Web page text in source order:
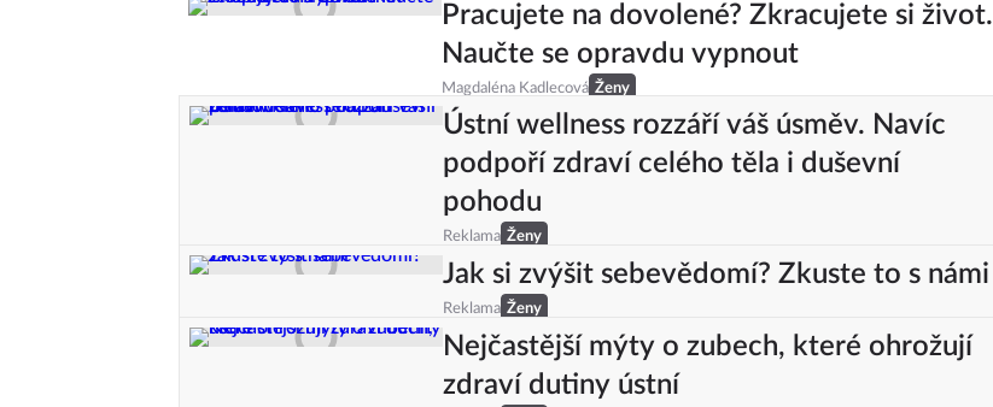
Pracujete na dovolené? Zkracujete si život.
Naučte se opravdu vypnout
Magdaléna Kadlecová Ženy
Ústní wellness rozzáří váš úsměv. Navíc
podpoří zdraví celého těla i duševní
pohodu
Reklama Ženy
Jak si zvýšit sebevědomí? Zkuste to s námi
Reklama Ženy
Nejčastější mýty o zubech, které ohrožují
zdraví dutiny ústní